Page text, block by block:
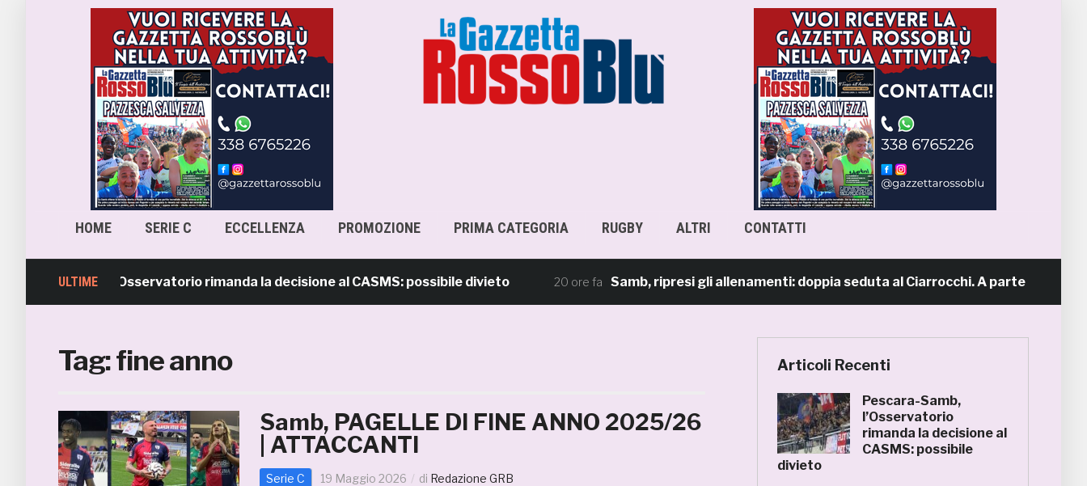
HOME SERIE C ECCELLENZA PROMOZIONE PRIMA CATEGORIA RUGBY ALTRI CONTATTI
ULTIME
Samb, l’Osservatorio rimanda la decisione al CASMS: possibile divieto 20 ore fa Samb, ripresi gli allenamenti: doppia seduta al Ciarrocchi. A parte Tunjov
Tag:fine anno
Samb, PAGELLE DI FINE ANNO 2025/26
| ATTACCANTI
Serie C 19 Maggio 2026 di Redazione GRB
Articoli Recenti
Pescara-Samb,
l’Osservatorio
rimanda la decisione al
CASMS: possibile
divieto